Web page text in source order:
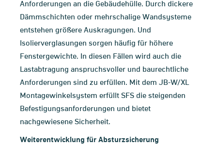
Anforderungen an die Gebäudehülle. Durch dickere
Dämmschichten oder mehrschalige Wandsysteme
entstehen größere Auskragungen. Und
Isolierverglasungen sorgen häufig für höhere
Fenstergewichte. In diesen Fällen wird auch die
Lastabtragung anspruchsvoller und baurechtliche
Anforderungen sind zu erfüllen. Mit dem JB-W/XL
Montagewinkelsystem erfüllt SFS die steigenden
Befestigungsanforderungen und bietet
nachgewiesene Sicherheit.
Weiterentwicklung für Absturzsicherung